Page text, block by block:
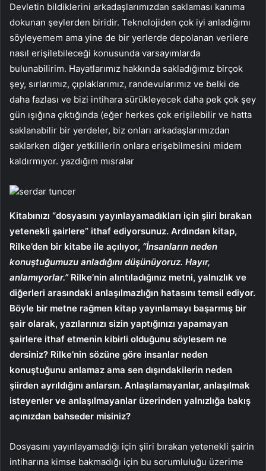
Devletin bildiklerini arkadaşlarımızdan saklaması kanıma
dokunan şeylerden biridir. Teknolojiden çok iyi anladığımı
söyleyemem ama yine de bir yerlerde depolanan verilere
nasıl erişilebileceği konusunda varsayımlarda
bulunabilirim. Hayatlarımız hakkında sakladığımız birçok
şey, sırlarımız, çıplaklarımız, randevularımız ve belki de
daha fazlası ve bizi intihara sürükleyecek daha pek çok şey
gün ışığına çıktığında (eğer herkes çok erişilebilir ve hatta
saklanabilir bir yerdeler, biz onları arkadaşlarımızdan
saklarken diğer yetkililerin onlara erişebilmesini midem
kaldırmıyor. yazdığım mısralar
serdar tuncer
Kitabınızı “dosyasını yayınlayamadıkları için şiiri bırakan
yetenekli şairlere” ithaf ediyorsunuz. Ardından kitap,
Rilke’den bir kitabe ile açılıyor, “İnsanların neden
konuştuğumuzu anladığını düşünüyoruz. Hayır,
anlamıyorlar.”Rilke’nin alıntıladığınız metni, yalnızlık ve
diğerleri arasındaki anlaşılmazlığın hatasını temsil ediyor.
Böyle bir metne rağmen kitap yayınlamayı başarmış bir
şair olarak, yazılarınızı sizin yaptığınızı yapamayan
şairlere ithaf etmenin kibirli olduğunu söylesem ne
dersiniz? Rilke’nin sözüne göre insanlar neden
konuştuğunu anlamaz ama sen dışındakilerin neden
şiirden ayrıldığını anlarsın. Anlaşılamayanlar, anlaşılmak
isteyenler ve anlaşılmayanlar üzerinden yalnızlığa bakış
açınızdan bahseder misiniz?
Dosyasını yayınlayamadığı için şiiri bırakan yetenekli şairin
intiharına kimse bakmadığı için bu sorumluluğu üzerime